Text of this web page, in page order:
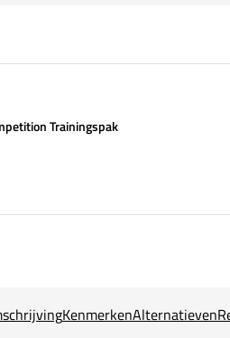
Trainingspak
KenmerkenAlternatieven